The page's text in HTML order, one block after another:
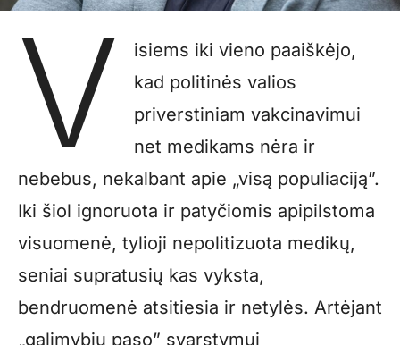
V
isiems iki vieno paaiškėjo,
kad politinės valios
priverstiniam vakcinavimui
net medikams nėra ir
nebebus, nekalbant apie „visą populiaciją”.
Iki šiol ignoruota ir patyčiomis apipilstoma
visuomenė, tylioji nepolitizuota medikų,
seniai supratusių kas vyksta,
bendruomenė atsitiesia ir netylės. Artėjant
„galimybių paso” svarstymui